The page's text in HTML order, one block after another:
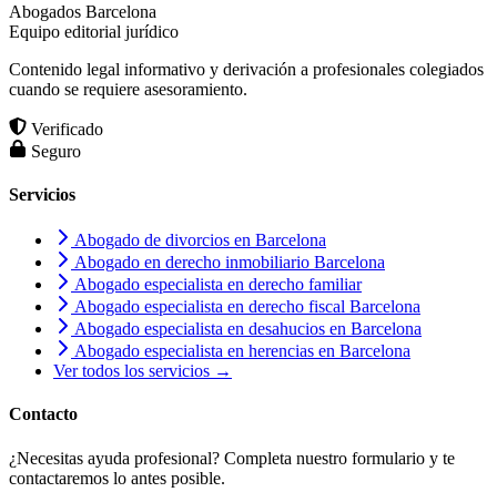
Abogados Barcelona
Equipo editorial jurídico
Contenido legal informativo y derivación a profesionales colegiados
cuando se requiere asesoramiento.
Verificado
Seguro
Servicios
Abogado de divorcios en Barcelona
Abogado en derecho inmobiliario Barcelona
Abogado especialista en derecho familiar
Abogado especialista en derecho fiscal Barcelona
Abogado especialista en desahucios en Barcelona
Abogado especialista en herencias en Barcelona
Ver todos los servicios →
Contacto
¿Necesitas ayuda profesional? Completa nuestro formulario y te
contactaremos lo antes posible.